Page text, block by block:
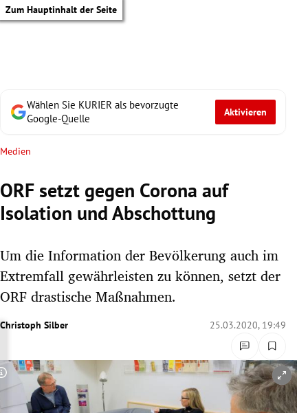
Zum Hauptinhalt der Seite
Untermenü
Untermenü
Untermenü
Wählen Sie KURIER als bevorzugte
Google-Quelle
Aktivieren
Medien
ORF setzt gegen Corona auf
Isolation und Abschottung
Um die Information der Bevölkerung auch im
Extremfall gewährleisten zu können, setzt der
ORF drastische Maßnahmen.
Christoph Silber 25.03.2020, 19:49
Copyright-Hinweis öffnen/schließen